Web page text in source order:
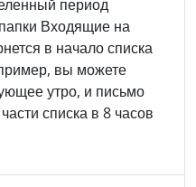
период
Входящие на
в начало списка
вы можете
утро, и письмо
списка в 8 часов